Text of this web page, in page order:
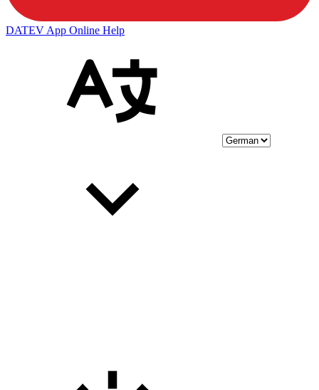
DATEV App Online Help